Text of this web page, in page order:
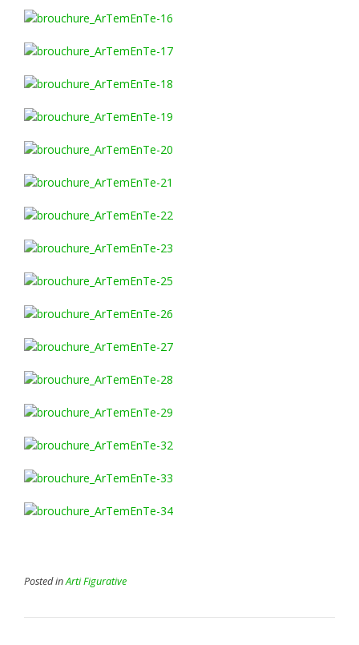
Posted inArti Figurative